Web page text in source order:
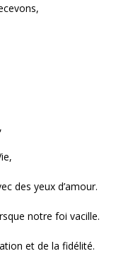
des yeux d’amour.
notre foi vacille.
et de la fidélité.